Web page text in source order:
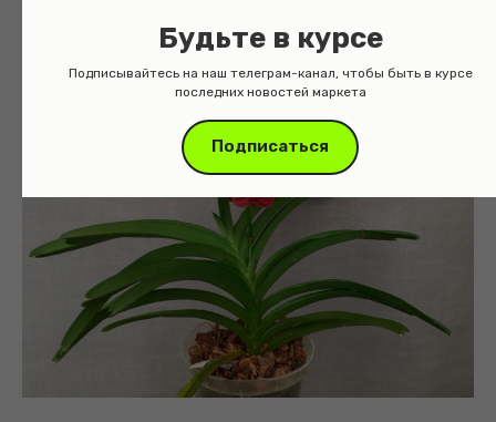
Будьте в курсе
Подписывайтесь на наш телеграм-канал, чтобы быть в курсе
последних новостей маркета
Подписаться
использованием здоровых боковых побегов.